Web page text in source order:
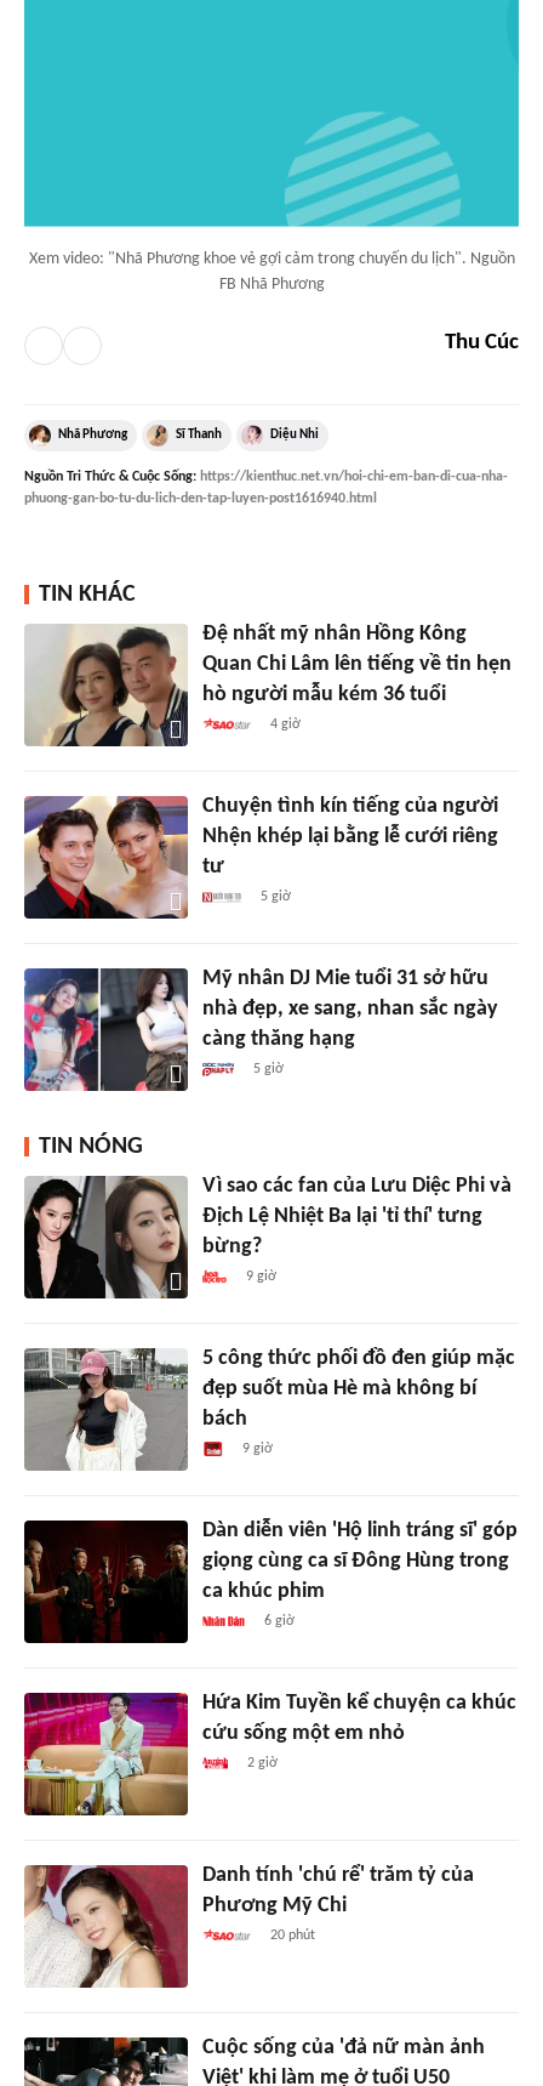
Xem video: "Nhã Phương khoe vẻ gợi cảm trong chuyến du lịch". Nguồn
FB Nhã Phương
Thu Cúc
Nhã Phương Sĩ Thanh Diệu Nhi
Nguồn Tri Thức & Cuộc Sống: https://kienthuc.net.vn/hoi-chi-em-ban-di-cua-nha-
phuong-gan-bo-tu-du-lich-den-tap-luyen-post1616940.html
TIN KHÁC
Đệ nhất mỹ nhân Hồng Kông
Quan Chi Lâm lên tiếng về tin hẹn
hò người mẫu kém 36 tuổi
4 giờ
Chuyện tình kín tiếng của người
Nhện khép lại bằng lễ cưới riêng
tư
5 giờ
Mỹ nhân DJ Mie tuổi 31 sở hữu
nhà đẹp, xe sang, nhan sắc ngày
càng thăng hạng
5 giờ
TIN NÓNG
Vì sao các fan của Lưu Diệc Phi và
Địch Lệ Nhiệt Ba lại 'tỉ thí' tưng
bừng?
9 giờ
5 công thức phối đồ đen giúp mặc
đẹp suốt mùa Hè mà không bí
bách
9 giờ
Dàn diễn viên 'Hộ linh tráng sĩ' góp
giọng cùng ca sĩ Đông Hùng trong
ca khúc phim
6 giờ
Hứa Kim Tuyền kể chuyện ca khúc
cứu sống một em nhỏ
2 giờ
Danh tính 'chú rể' trăm tỷ của
Phương Mỹ Chi
20 phút
Cuộc sống của 'đả nữ màn ảnh
Việt' khi làm mẹ ở tuổi U50